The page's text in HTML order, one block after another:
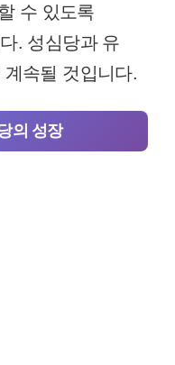
수 있도록
. 성심당과 유
속될 것입니다.
의 성장